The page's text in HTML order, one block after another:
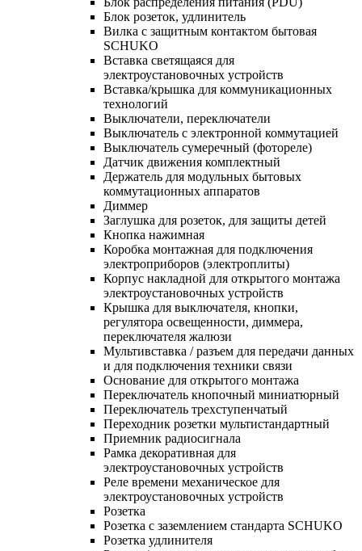
Блок розеток, удлинитель
Вилка с защитным контактом бытовая
SCHUKO
Вставка светящаяся для
электроустановочных устройств
Вставка/крышка для коммуникационных
технологий
Выключатели, переключатели
Выключатель с электронной коммутацией
Выключатель сумеречный (фотореле)
Датчик движения комплектный
Держатель для модульных бытовых
коммутационных аппаратов
Диммер
Заглушка для розеток, для защиты детей
Кнопка нажимная
Коробка монтажная для подключения
электроприборов (электроплиты)
Корпус накладной для открытого монтажа
электроустановочных устройств
Крышка для выключателя, кнопки,
регулятора освещенности, диммера,
переключателя жалюзи
Мультивставка / разъем для передачи данных
и для подключения техники связи
Основание для открытого монтажа
Переключатель кнопочный миниатюрный
Переключатель трехступенчатый
Переходник розетки мультистандартный
Приемник радиосигнала
Рамка декоративная для
электроустановочных устройств
Реле времени механическое для
электроустановочных устройств
Розетка
Розетка с заземлением стандарта SCHUKO
Розетка удлинителя